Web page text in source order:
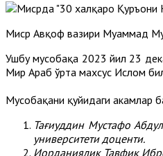
Миср Авқоф вазири Муҳаммад
Ушбу мусобақа 2023 йил 23
Мир Араб ўрта махсус Ислом
Мусобақани қуйидаги ҳакамлар
Тағиуддин Мустафо
университети доценти.
Иорданиялик Тавфиқ